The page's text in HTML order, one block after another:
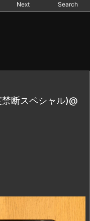
Next Search
断スペシャル)@